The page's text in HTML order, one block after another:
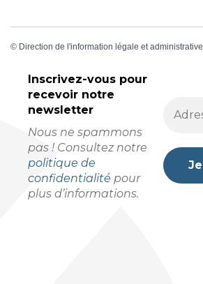
© Direction de l'information légale et administrative
Inscrivez-vous pour
recevoir notre
newsletter
Nous ne spammons
pas ! Consultez notre
politique de
confidentialité pour
plus d’informations.